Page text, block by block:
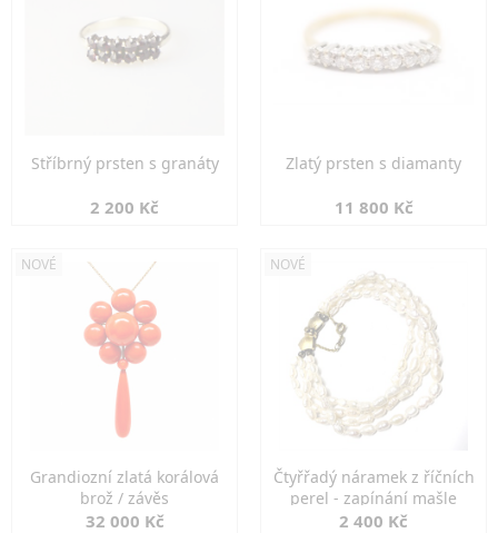
Stříbrný prsten s granáty
2 200 Kč
Zlatý prsten s diamanty
11 800 Kč
NOVÉ
Grandiozní zlatá korálová
brož / závěs
32 000 Kč
NOVÉ
Čtyřřadý náramek z říčních
perel - zapínání mašle
2 400 Kč